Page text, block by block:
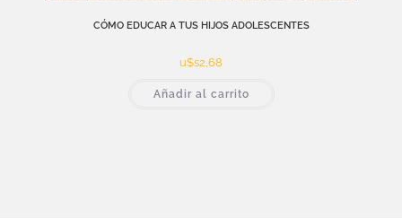
CÓMO EDUCAR A TUS HIJOS ADOLESCENTES
u$s2,68
Añadir al carrito